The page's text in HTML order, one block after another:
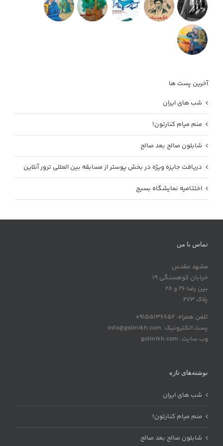
آخرین پست ها
شب های ایران
منم میام کنارتون!
شابلون صالح بعد صالح
دریافت جایزه ویژه در بخش پوستر از مسابقه بین المللی ترور آنلاین
اختتامیه نمایشگاه بسیج
تماس با من
مشهد مقدس
خیابان کوهسنگی 19
بین رضا 26 و 28
پلاک 273
تلفن همراه: 09155136652
پست الکترونیک: info@golmikh.com
وب سایت: golmikh.com
نوشته‌های تازه
شب های ایران
منم میام کنارتون!
شابلون صالح بعد صالح